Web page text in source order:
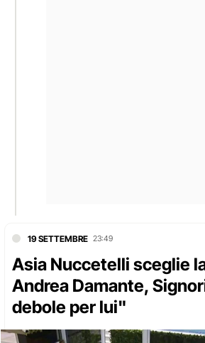
19 SETTEMBRE 23:49
Asia Nuccetelli sceglie
Andrea Damante,
debole per lui"